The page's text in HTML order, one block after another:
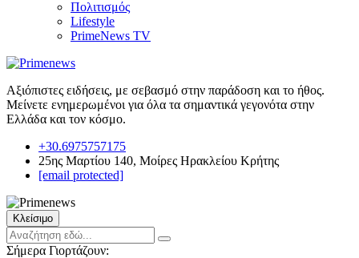
Πολιτισμός
Lifestyle
PrimeNews TV
Αξιόπιστες ειδήσεις, με σεβασμό στην παράδοση και το ήθος.
Μείνετε ενημερωμένοι για όλα τα σημαντικά γεγονότα στην
Ελλάδα και τον κόσμο.
+30.6975757175
25ης Μαρτίου 140, Μοίρες Ηρακλείου Κρήτης
[email protected]
Κλείσιμο
Σήμερα Γιορτάζουν: